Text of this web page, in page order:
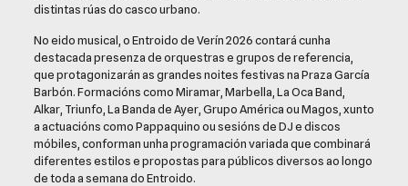
distintas rúas do casco urbano.
No eido musical, o Entroido de Verín 2026 contará cunha
destacada presenza de orquestras e grupos de referencia,
que protagonizarán as grandes noites festivas na Praza García
Barbón. Formacións como Miramar, Marbella, La Oca Band,
Alkar, Triunfo, La Banda de Ayer, Grupo América ou Magos, xunto
a actuacións como Pappaquino ou sesións de DJ e discos
móbiles, conforman unha programación variada que combinará
diferentes estilos e propostas para públicos diversos ao longo
de toda a semana do Entroido.